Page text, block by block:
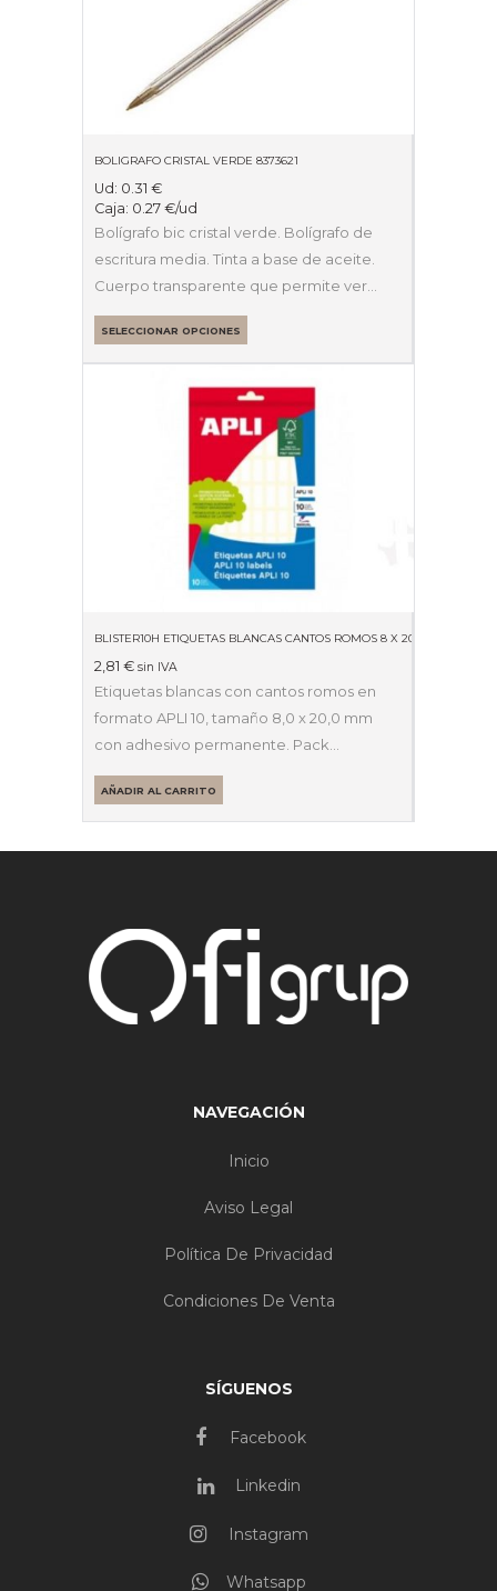
BOLIGRAFO CRISTAL VERDE 8373621
Ud: 0.31 €
Caja: 0.27 €/ud
Bolígrafo bic cristal verde. Bolígrafo de
escritura media. Tinta a base de aceite.
Cuerpo transparente que permite ver…
SELECCIONAR OPCIONES
BLISTER10H ETIQUETAS BLANCAS CANTOS ROMOS 8 X 20MM 01633
2,81 € sin IVA
Etiquetas blancas con cantos romos en
formato APLI 10, tamaño 8,0 x 20,0 mm
con adhesivo permanente. Pack…
AÑADIR AL CARRITO
NAVEGACIÓN
Inicio
Aviso Legal
Política De Privacidad
Condiciones De Venta
SÍGUENOS
Facebook
Linkedin
Instagram
Whatsapp